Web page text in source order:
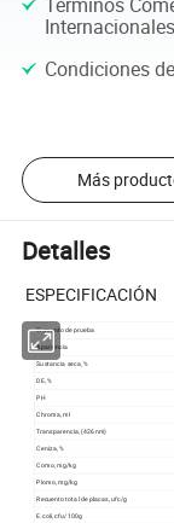
Condiciones
Más
Detalles
ESPECIFICACIÓN
Elemento de prueba
Apariencia
Sustancia seca, %
DE, %
PH
Chroma, ml
Transparencia, (426nm)
Ceniza, %
Como, mg/kg
Plomo, mg/kg
Recuento total de placas, ufc/g
E.coli, cfu/100g